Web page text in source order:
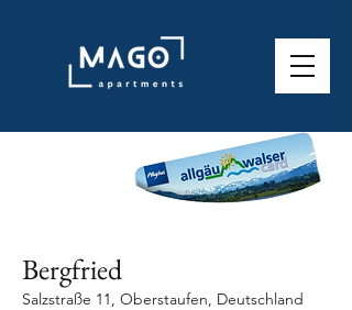
Bergfried
Salzstraße 11, Oberstaufen, Deutschland